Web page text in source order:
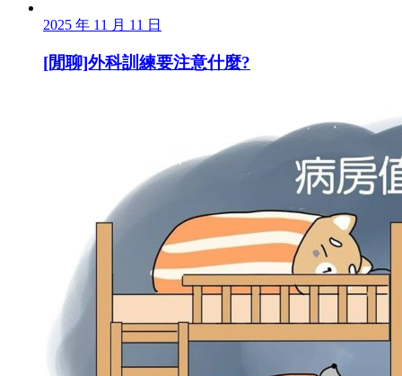
2025 年 11 月 11 日
[閒聊]外科訓練要注意什麼?